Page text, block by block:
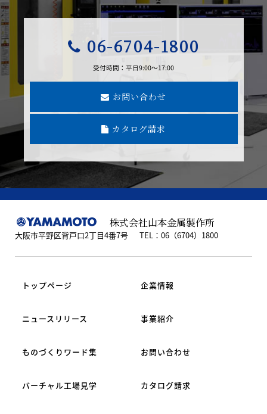
金属積層造形材
料評価試験サー
FSW評価試験
サービス
FSW教育支援サ
ービス
06-6704-1800
受付時間：平日9:00～17:00
お問い合わせ
カタログ請求
株式会社山本金属製作所
大阪市平野区背戸口2丁目4番7号 TEL：06（6704）1800
トップページ
ニュースリリース
ものづくりワード集
バーチャル工場見学
企業情報
事業紹介
お問い合わせ
カタログ請求